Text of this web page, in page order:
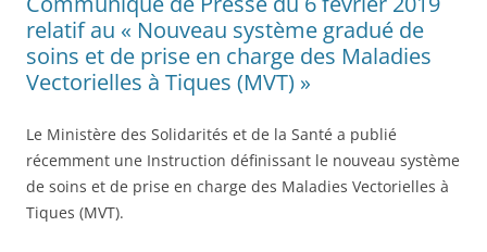
relatif au « Nouveau système gradué de
soins et de prise en charge des Maladies
Vectorielles à Tiques (MVT) »
Le Ministère des Solidarités et de la Santé a publié
récemment une Instruction définissant le nouveau système
de soins et de prise en charge des Maladies Vectorielles à
Tiques (MVT).